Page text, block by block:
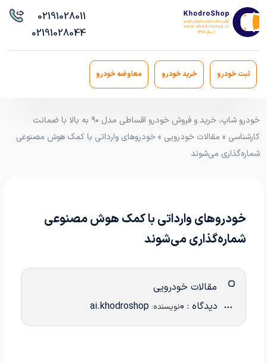
02191028011
02191028044
ثبت خودرو خرید خودرو معاوضه خودرو
خودرو شاپ، خرید و فروش خودرو اقساطی مدل ۹۰ به بالا با ضمانت
کارشناسی » مقالات خودرویی » خودرو‌های وارداتی با کمک هوش مصنوعی
شماره‌گذاری می‌شوند
خودرو‌های وارداتی با کمک هوش مصنوعی
شماره‌گذاری می‌شوند
مقالات خودرویی
دیدگاه : 0 نویسنده: ai.khodroshop